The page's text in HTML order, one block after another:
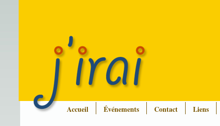
Accueil Événements Contact Liens